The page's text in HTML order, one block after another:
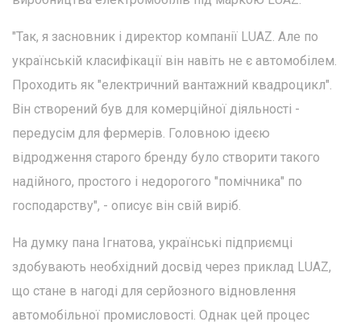
"Так, я засновник і директор компанії LUAZ. Але по
українській класифікації він навіть не є автомобілем.
Проходить як "електричний вантажний квадроцикл".
Він створений був для комерційної діяльності -
передусім для фермерів. Головною ідеєю
відродження старого бренду було створити такого
надійного, простого і недорогого "помічника" по
господарству", - описує він свій виріб.
На думку пана Ігнатова, українські підприємці
здобувають необхідний досвід через приклад LUAZ,
що стане в нагоді для серйозного відновлення
автомобільної промисловості. Однак цей процес